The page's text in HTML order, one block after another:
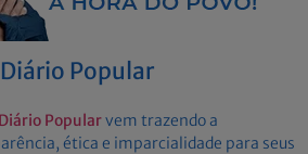
Popular
Popularvem trazendo a
ética e imparcialidade para seus